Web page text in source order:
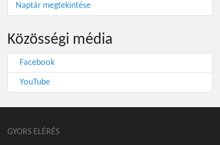
Naptár megtekintése
Közösségi média
Facebook
YouTube
GYORS ELÉRÉS